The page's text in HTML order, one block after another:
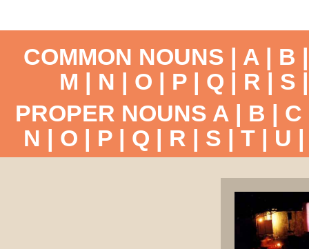
COMMON NOUNS | A | B
M | N | O | P | Q | R | S
PROPER NOUNS A | B | C
N | O | P| Q | R | S | T| U